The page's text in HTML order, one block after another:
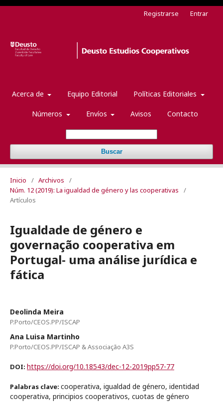
Acerca de Equipo Editorial Políticas Editoriales
Números Envíos Avisos Contacto
Buscar
Registrarse Entrar
Inicio / Archivos
/
Núm. 12 (2019): La igualdad de género y las cooperativas
/
Artículos
Igualdade de género e
governação cooperativa em
Portugal- uma análise jurídica e
fática
Deolinda Meira
P.Porto/CEOS.PP/ISCAP
Ana Luisa Martinho
P.Porto/CEOS.PP/ISCAP & Associação A3S
DOI: https://doi.org/10.18543/dec-12-2019pp57-77
Palabras clave: cooperativa, igualdad de género, identidad
cooperativa, principios cooperativos, cuotas de género